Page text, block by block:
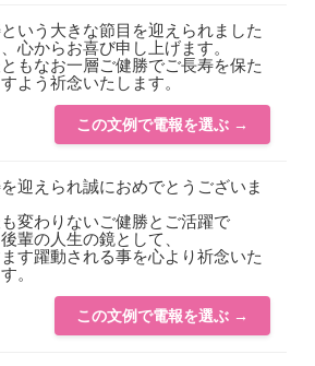
いう大きな節目を迎えられました
心からお喜び申し上げます。
もなお一層ご健勝でご長寿を保た
よう祈念いたします。
この文例で電報を選ぶ →
迎えられ誠におめでとうございま
変わりないご健勝とご活躍で
輩の人生の鏡として、
ます躍動される事を心より祈念いた
。
この文例で電報を選ぶ →